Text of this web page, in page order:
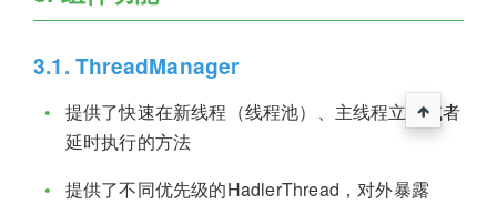
3.1. ThreadManager
提供了快速在新线程（线程池）、主线程立刻或者
延时执行的方法
提供了不同优先级的HadlerThread，对外暴露